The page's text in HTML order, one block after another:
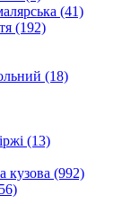
(41)
(192)
(18)
(13)
кузова (992)